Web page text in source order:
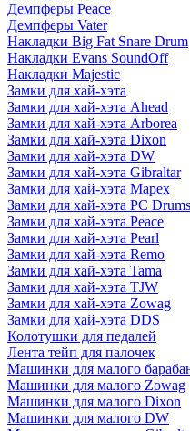
Демпферы Peace
Демпферы Vater
Накладки Big Fat Snare Drum
Накладки Evans SoundOff
Накладки Majestic
Замки для хай-хэта
Замки для хай-хэта Ahead
Замки для хай-хэта Arborea
Замки для хай-хэта Dixon
Замки для хай-хэта DW
Замки для хай-хэта Gibraltar
Замки для хай-хэта Mapex
Замки для хай-хэта PC Drums
Замки для хай-хэта Peace
Замки для хай-хэта Pearl
Замки для хай-хэта Remo
Замки для хай-хэта Tama
Замки для хай-хэта TJW
Замки для хай-хэта Zowag
Замки для хай-хэта DDS
Колотушки для педалей
Лента тейп для палочек
Машинки для малого
Машинки для малого Zowag
Машинки для малого Dixon
Машинки для малого DW